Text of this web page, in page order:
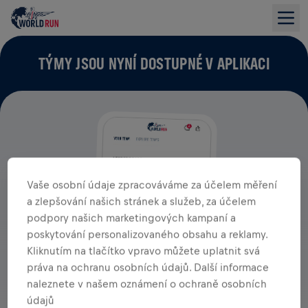
TÝMY JSOU NYNÍ DOSTUPNÉ V APLIKACI
Vaše osobní údaje zpracováváme za účelem měření
a zlepšování našich stránek a služeb, za účelem
podpory našich marketingových kampaní a
poskytování personalizovaného obsahu a reklamy.
Kliknutím na tlačítko vpravo můžete uplatnit svá
práva na ochranu osobních údajů. Další informace
naleznete v našem oznámení o ochraně osobních
údajů